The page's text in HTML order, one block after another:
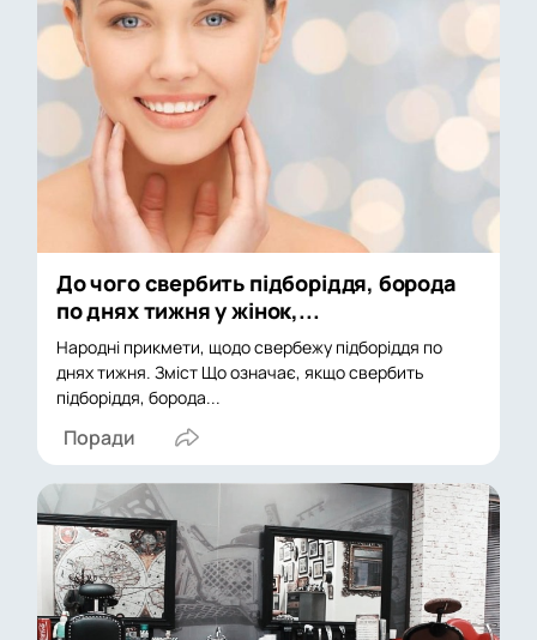
До чого свербить підборіддя, борода
по днях тижня у жінок,...
Народні прикмети, щодо свербежу підборіддя по
днях тижня. Зміст Що означає, якщо свербить
підборіддя, борода...
Поради